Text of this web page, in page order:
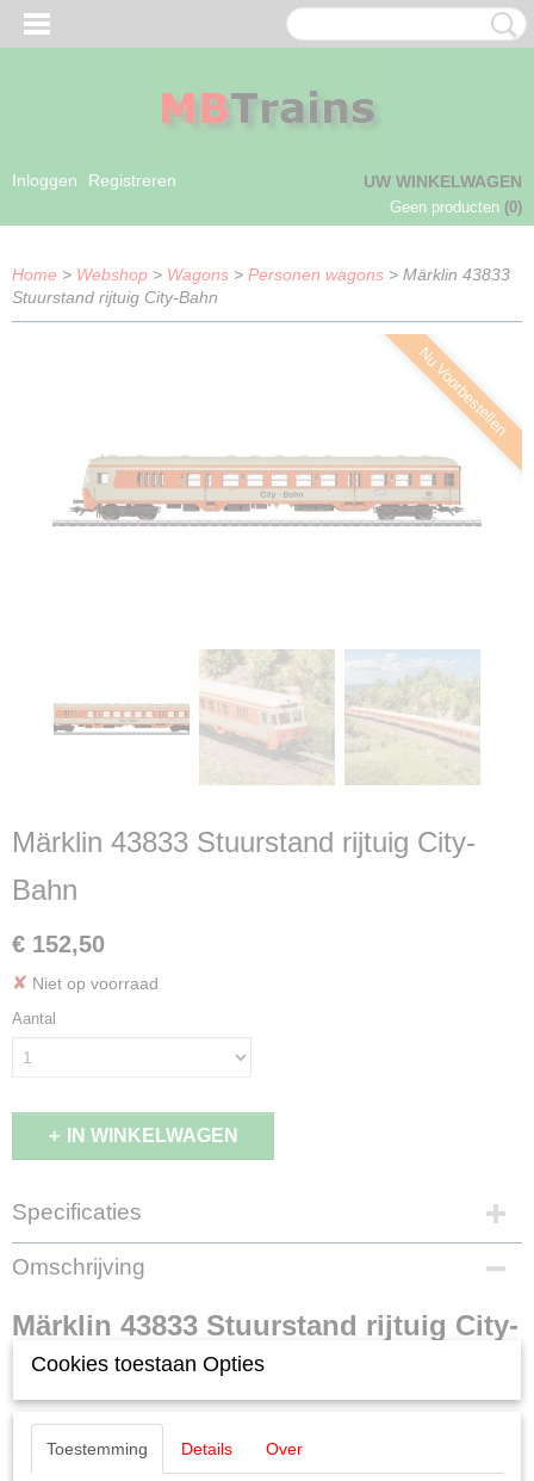
Inloggen Registreren UW WINKELWAGEN
Geen producten (0)
Home > Webshop > Wagons > Personen wagons > Märklin 43833
Stuurstand rijtuig City-Bahn
Nu Voorbestellen
Märklin 43833 Stuurstand rijtuig City-
Bahn
€ 152,50
✘ Niet op voorraad
Aantal
IN WINKELWAGEN
Specificaties
Productcode leverancier
43833
H0 (1:87)
Staat
Omschrijving
Märklin 43833 Stuurstand rijtuig City-
LET OP: Kies bij betalen voor de optie:
Een aanbetaling is NIET nodig!
Betalen en afhalen of opsturen geschied binnen 30 dagen na
Cookies toestaan Opties
Toestemming Details Over